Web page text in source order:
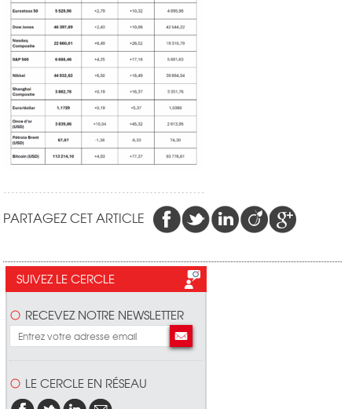
PARTAGEZ CET ARTICLE
SUIVEZ LE CERCLE
RECEVEZ NOTRE NEWSLETTER
LE CERCLE EN RÉSEAU